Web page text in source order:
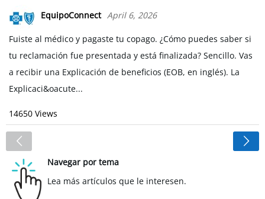
EquipoConnect April 6, 2026
Fuiste al médico y pagaste tu copago. ¿Cómo puedes saber si
tu reclamación fue presentada y está finalizada? Sencillo. Vas
a recibir una Explicación de beneficios (EOB, en inglés). La
Explicaci&oacute...
14650 Views
Navegar por tema
Lea más artículos que le interesen.